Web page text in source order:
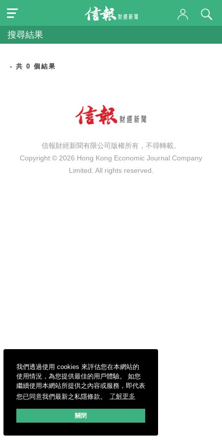
我們透過使用 cookies 來評估您在本網站的
使用情況，為您提供最佳的用戶體驗。 如您
繼續使用本網站所提供之內容或服務，即代表
您已同意我們最新之私隱條款。
了解更多
關閉
搜尋結果
- 共 0 個結果
信報財經新聞有限公司版權所有，不得轉載。
Copyright © 2026 Hong Kong Economic Journal Company
Limited. All rights reserved.